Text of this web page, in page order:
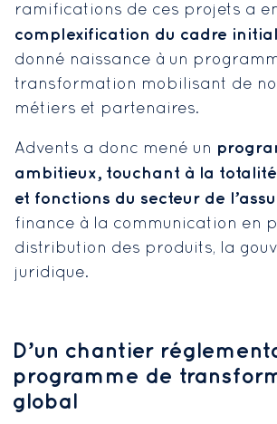
ramifications de ces projets a
complexification du cadre initial
donné naissance à un
transformation mobilisant de
métiers et partenaires.
Advents a donc mené un
ambitieux, touchant à la
et fonctions du secteur de
finance à la communication en
distribution des produits, la
juridique.
D’un chantier
programme de
global